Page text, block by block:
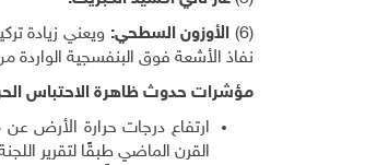
(6)
الأوزون السطحي:ويعني زيادة
نفاذ الأشعة فوق البنفسجية
مؤشرات حدوث ظاهرة الاحتباس
القرن الماضي طبقًا لتقرير